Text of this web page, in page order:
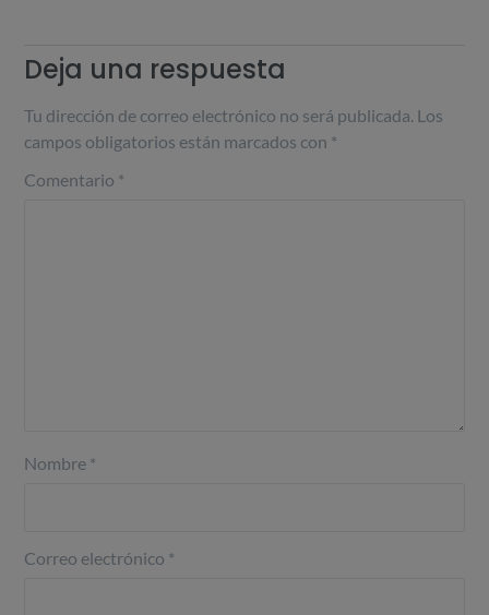
Deja una respuesta
Tu dirección de correo electrónico no será publicada. Los
campos obligatorios están marcados con *
Comentario *
Nombre *
Correo electrónico *